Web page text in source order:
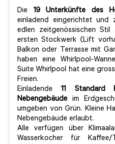
Die 19 Unterkünfte des
einladend eingerichtet und
edlen zeitgenössischen
ersten Stockwerk (Lift
Balkon oder Terrasse mit
haben eine Whirlpool-
Suite Whirlpool hat eine
Freien.
Einladende11 Standard
Nebengebäude im
umgeben von Grün. Kleine
Nebengebäude erlaubt.
Alle verfügen über
Wasserkocher für Kaffee/